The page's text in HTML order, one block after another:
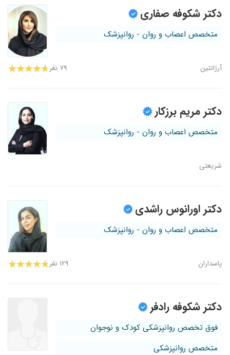
دکتر شکوفه صفاری
متخصص اعصاب و روان - روانپزشک
آرژانتین ۷۹ نفر
دکتر مریم برزکار
متخصص اعصاب و روان - روانپزشک
شریعتی
دکتر اورانوس راشدی
متخصص اعصاب و روان - روانپزشک
پاسداران ۱۲۹ نفر
دکتر شکوفه رادفر
فوق تخصص روانپزشکی کودک و نوجوان
متخصص روانپزشکی